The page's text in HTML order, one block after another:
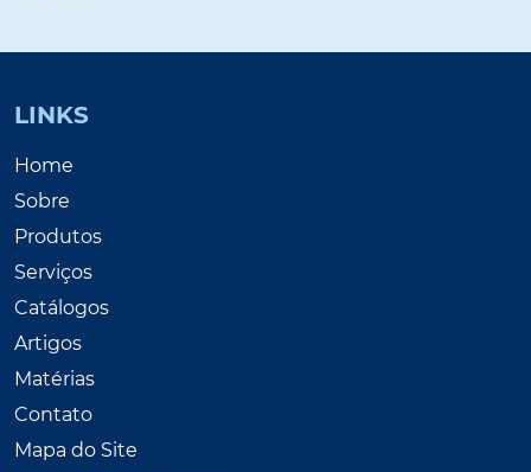
LINKS
Home
Sobre
Produtos
Serviços
Catálogos
Artigos
Matérias
Contato
Mapa do Site